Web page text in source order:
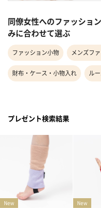
同僚女性へのファッショ
みに合わせて選ぶ
ファッション小物 メンズフ
財布・ケース・小物入れ ル
プレゼント検索結果